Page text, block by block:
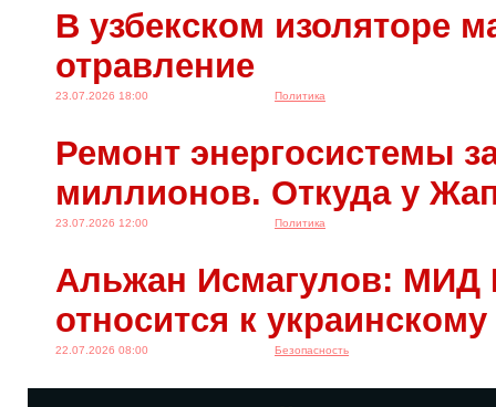
В узбекском изоляторе
отравление
23.07.2026 18:00 Политика
Ремонт энергосистемы
миллионов. Откуда у
23.07.2026 12:00 Политика
Альжан Исмагулов: МИД
относится к
22.07.2026 08:00 Безопасность